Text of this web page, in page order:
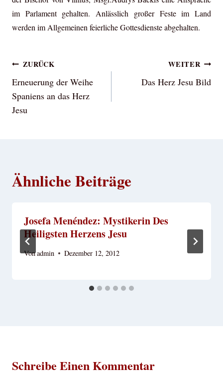
im Parlament gehalten. Anlässlich großer Feste im Land
werden im Allgemeinen feierliche Gottesdienste abgehalten.
Beitragsnavigation
ZURÜCK
Erneuerung der Weihe
Spaniens an das Herz
Jesu
WEITER
Das Herz Jesu Bild
Ähnliche Beiträge
Josefa Menéndez: Mystikerin Des
Heiligsten Herzens Jesu
Vonadmin Dezember 12, 2012
Schreibe Einen Kommentar